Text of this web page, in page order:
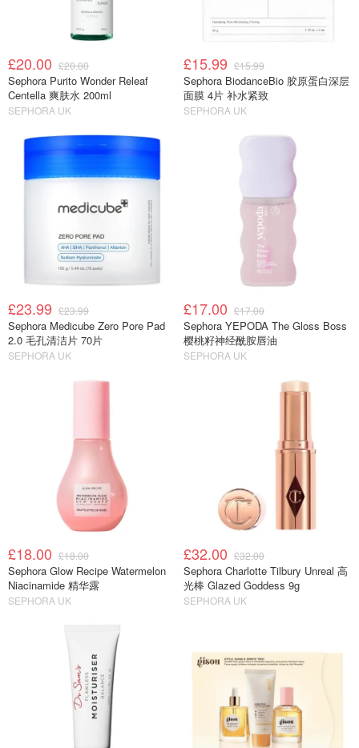
£20.00 £20.00
Sephora Purito Wonder Releaf
Centella 爽肤水 200ml
SEPHORA UK
£15.99 £15.99
Sephora BiodanceBio 胶原蛋白深层
面膜 4片 补水紧致
SEPHORA UK
£23.99 £23.99
Sephora Medicube Zero Pore Pad
2.0 毛孔清洁片 70片
SEPHORA UK
£17.00 £17.00
Sephora YEPODA The Gloss Boss
樱桃籽神经酰胺唇油
SEPHORA UK
£18.00 £18.00
Sephora Glow Recipe Watermelon
Niacinamide 精华露
SEPHORA UK
£32.00 £32.00
Sephora Charlotte Tilbury Unreal 高
光棒 Glazed Goddess 9g
SEPHORA UK